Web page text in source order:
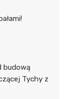
budową
Tychy z